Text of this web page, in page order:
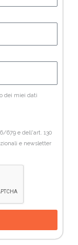
dei miei dati
679 e dell'art. 130
e newsletter